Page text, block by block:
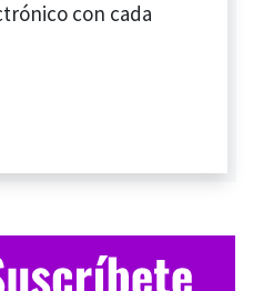
con cada